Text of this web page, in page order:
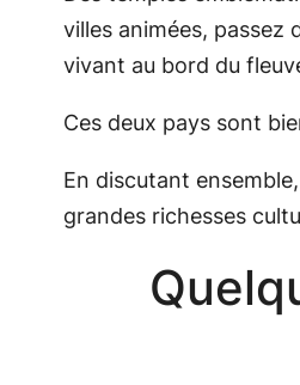
villes animées, passez
vivant au bord du
Ces deux pays sont
En discutant
grandes richesses